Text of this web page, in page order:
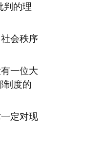
判的理
会秩序
一位大
制度的
定对现